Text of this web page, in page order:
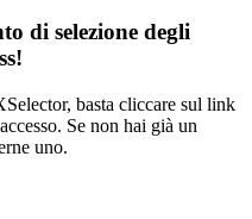
di selezione degli
basta cliccare sul link
Se non hai già un
uno.